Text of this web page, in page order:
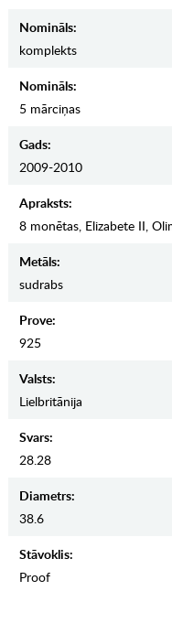
Nomināls:
komplekts
Nomināls:
5 mārciņas
Gads:
2009-2010
Apraksts:
8 monētas, Elizabete II,
Metāls:
sudrabs
Prove:
925
Valsts:
Lielbritānija
Svars:
28.28
Diametrs:
38.6
Stāvoklis:
Proof